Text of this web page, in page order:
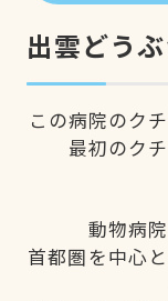
出雲どう
この病院のク
最初のク
動物病
首都圏を中心